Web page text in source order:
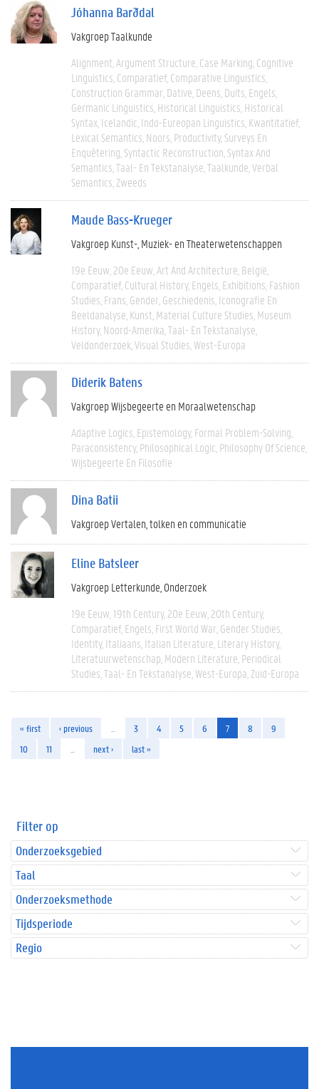
Jóhanna Barðdal
Vakgroep Taalkunde
Alignment Argument Structure Case Marking Cognitive
Linguistics Comparatief Comparative Linguistics
Construction Grammar Dative Deens Duits Engels
Germanic Linguistics Historical Linguistics Historical
Syntax Icelandic Indo-Eureopan Linguistics Kwantitatief
Lexical Semantics Noors Productivity Surveys En
Enquêtering Syntactic Reconstruction Syntax And
Semantics Taal- En Tekstanalyse Taalkunde Verbal
Semantics Zweeds
Maude Bass-Krueger
Vakgroep Kunst-, Muziek- en Theaterwetenschappen
19e Eeuw 20e Eeuw Art And Architecture België
Comparatief Cultural History Engels Exhibitions Fashion
Studies Frans Gender Geschiedenis Iconografie En
Beeldanalyse Kunst Material Culture Studies Museum
History Noord-Amerika Taal- En Tekstanalyse
Veldonderzoek Visual Studies West-Europa
Diderik Batens
Vakgroep Wijsbegeerte en Moraalwetenschap
Adaptive Logics Epistemology Formal Problem-Solving
Paraconsistency Philosophical Logic Philosophy Of Science
Wijsbegeerte En Filosofie
Dina Batii
Vakgroep Vertalen, tolken en communicatie
Eline Batsleer
Vakgroep Letterkunde Onderzoek
19e Eeuw 19th Century 20e Eeuw 20th Century
Comparatief Engels First World War Gender Studies
Identity Italiaans Italian Literature Literary History
Literatuurwetenschap Modern Literature Periodical
Studies Taal- En Tekstanalyse West-Europa Zuid-Europa
« first ‹ previous 3 4 5 6 7 8
9
10
11 next › last »
Filter op
Onderzoeksgebied
Taal
Onderzoeksmethode
Tijdsperiode
Regio